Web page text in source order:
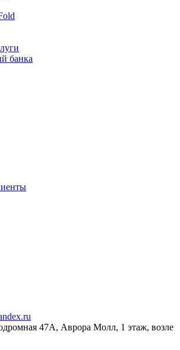
банка
47А, Аврора Молл, 1 этаж, возле